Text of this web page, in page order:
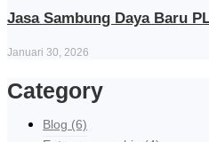
Jasa Sambung Daya Baru
Januari 30, 2026
Category
Blog (6)